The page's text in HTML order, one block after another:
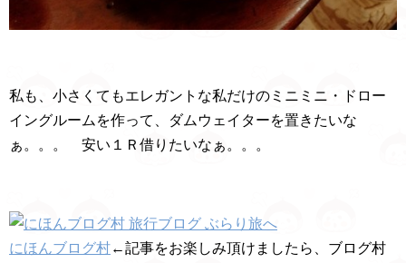
私も、小さくてもエレガントな私だけのミニミニ・ドロー
イングルームを作って、ダムウェイターを置きたいな
ぁ。。。 安い１Ｒ借りたいなぁ。。。
にほんブログ村←記事をお楽しみ頂けましたら、ブログ村